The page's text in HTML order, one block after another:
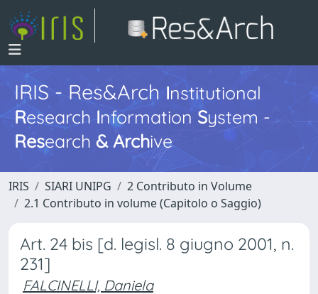
IRIS - Res&ArchInstitutional
Research InformationSystem -
Research & Archive
IRIS SIARI UNIPG
2 Contributo in Volume
2.1 Contributo in volume (Capitolo o Saggio)
Art. 24 bis [d. legisl. 8 giugno 2001, n.
231]
FALCINELLI, Daniela